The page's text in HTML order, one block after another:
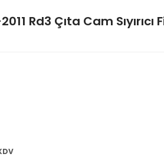
Rd3 Çıta Cam Sıyırıcı